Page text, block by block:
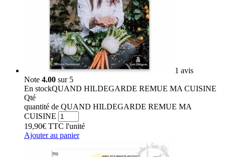
1 avis
Note 4.00 sur 5
En stockQUAND HILDEGARDE REMUE MA CUISINE
Qté
quantité de QUAND HILDEGARDE REMUE MA
CUISINE
19,90€ TTC l'unité
Ajouter au panier